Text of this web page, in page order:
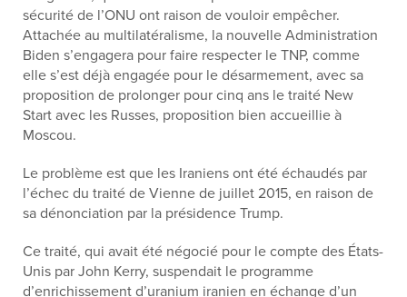
sécurité de l’ONU ont raison de vouloir empêcher.
Attachée au multilatéralisme, la nouvelle Administration
Biden s’engagera pour faire respecter le TNP, comme
elle s’est déjà engagée pour le désarmement, avec sa
proposition de prolonger pour cinq ans le traité New
Start avec les Russes, proposition bien accueillie à
Moscou.
Le problème est que les Iraniens ont été échaudés par
l’échec du traité de Vienne de juillet 2015, en raison de
sa dénonciation par la présidence Trump.
Ce traité, qui avait été négocié pour le compte des États-
Unis par John Kerry, suspendait le programme
d’enrichissement d’uranium iranien en échange d’un